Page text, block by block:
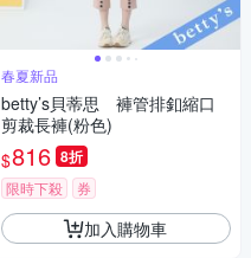
春夏新品
betty’s貝蒂思 褲管排釦縮口
剪裁長褲(粉色)
$816 8折
限時下殺 券
加入購物車